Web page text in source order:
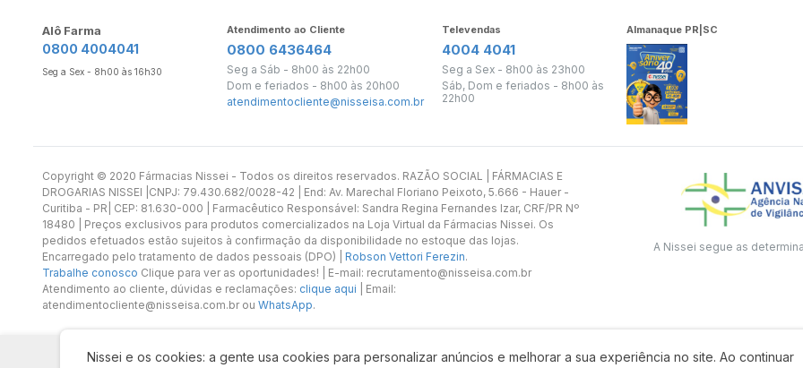
Nissei e os cookies: a gente usa cookies para personalizar anúncios e melhorar a sua experiência no site. Ao continuar
Alô Farma
0800 4004041
Seg a Sex - 8h00 às 16h30
Atendimento ao Cliente
0800 6436464
Seg a Sáb - 8h00 às 22h00
Dom e feriados - 8h00 às 20h00
atendimentocliente@nisseisa.com.br
Televendas
4004 4041
Seg a Sex - 8h00 às 23h00
Sáb, Dom e feriados - 8h00 às
22h00
Almanaque PR|SC
Copyright ©️ 2020 Fármacias Nissei - Todos os direitos reservados. RAZÃO SOCIAL | FÁRMACIAS E
DROGARIAS NISSEI |CNPJ: 79.430.682/0028-42 | End: Av. Marechal Floriano Peixoto, 5.666 - Hauer -
Curitiba - PR| CEP: 81.630-000 | Farmacêutico Responsável: Sandra Regina Fernandes Izar, CRF/PR Nº
18480 | Preços exclusivos para produtos comercializados na Loja Virtual da Fármacias Nissei. Os
pedidos efetuados estão sujeitos à confirmação da disponibilidade no estoque das lojas.
Encarregado pelo tratamento de dados pessoais (DPO) | Robson Vettori Ferezin.
Trabalhe conosco Clique para ver as oportunidades! | E-mail: recrutamento@nisseisa.com.br
Atendimento ao cliente, dúvidas e reclamações: clique aqui | Email:
atendimentocliente@nisseisa.com.br ou WhatsApp.
A Nissei segue as
Desenvolvido por: